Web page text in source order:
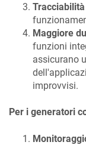
Maggiore
funzioni
assicurano
improvvisi.
Per i generatori